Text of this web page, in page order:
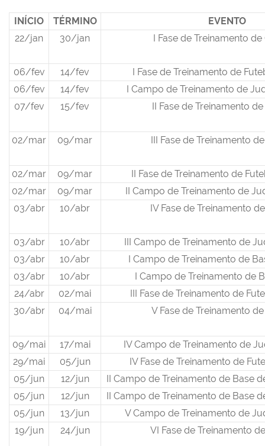
INÍCIO TÉRMINO
EVENTO
22/jan
30/jan I Fase de Treinamento
06/fev 14/fev
I Fase de Treinamento de
06/fev
14/fev
I Campo de Treinamento de
07/fev
15/fev II Fase de Treinamento
02/mar 09/mar III Fase de Treinamento
02/mar 09/mar
II Fase de Treinamento de
02/mar
09/mar
II Campo de Treinamento de
03/abr
10/abr IV Fase de Treinamento
03/abr 10/abr
III Campo de Treinamento de
03/abr
10/abr
I Campo de Treinamento de
03/abr
10/abr
I Campo de Treinamento de
24/abr
02/mai
III Fase de Treinamento de
30/abr
04/mai V Fase de Treinamento
09/mai 17/mai
IV Campo de Treinamento de
29/mai
05/jun
IV Fase de Treinamento de
05/jun
12/jun
II Campo de Treinamento de Base
05/jun
12/jun
II Campo de Treinamento de Base
05/jun
13/jun
V Campo de Treinamento de
19/jun
24/jun VI Fase de Treinamento